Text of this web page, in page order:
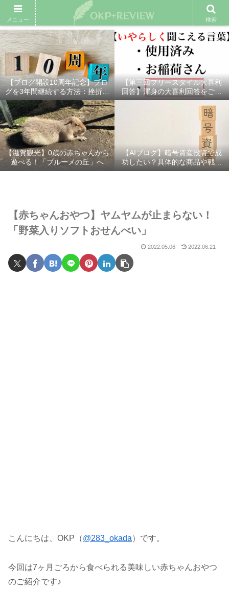
雑記ブログ プロフィール 余興動画 ベスト大喜利 スポ
【ブログ開設10周年記念】ブロ
グを3年間継続する方法：挫折し
ないための7つの秘訣
【第三回フリースタイル大喜利
回答】渾身の大喜利回答をご紹
介！
【滋賀観光】0歳の赤ちゃんから
遊べる！「ブルーメの丘」へ
【AIブログ】暗号資産投資で成
功したい？具体的な商品や戦略
を分かりやすく解説！
【赤ちゃんおやつ】ヤムヤムが止まらない！
「野菜入りソフトおせんべい」
2022.05.06 2022.06.21
こんにちは、OKP（@283_okada）です。
今回は7ヶ月ごろから食べられる美味しい赤ちゃんおやつ
のご紹介です♪
メニュー 検索